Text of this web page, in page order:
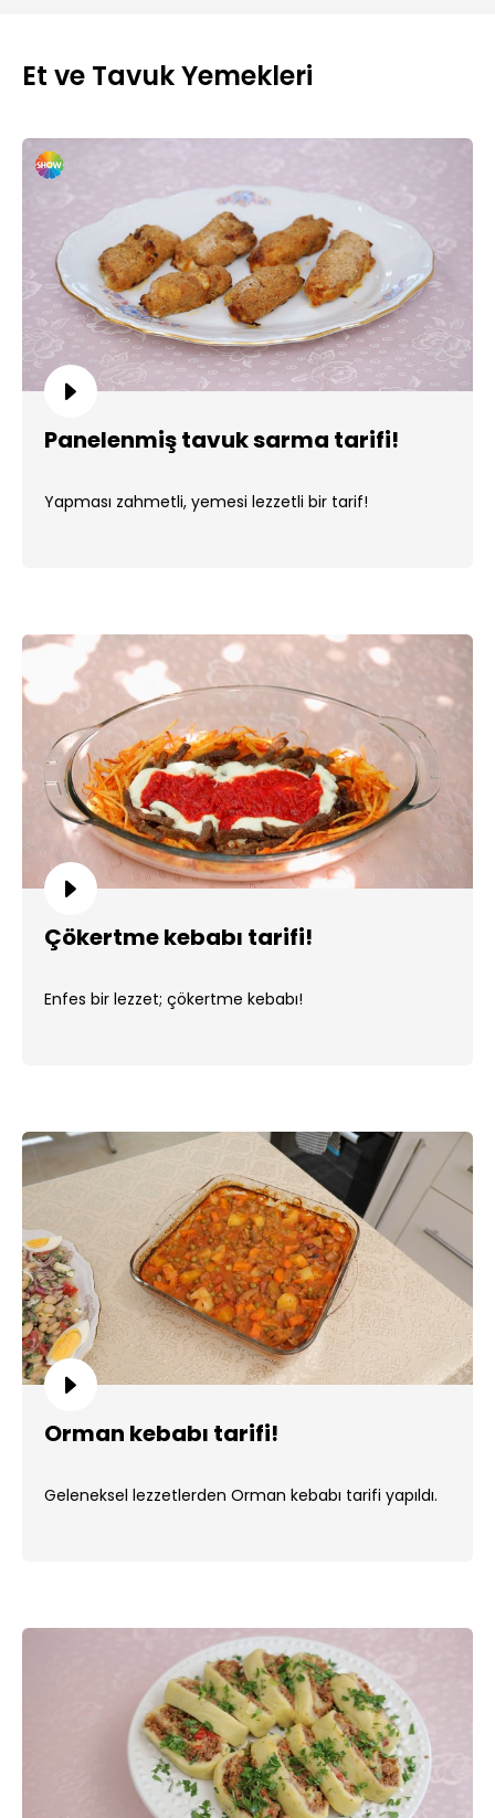
Et ve Tavuk Yemekleri
Panelenmiş tavuk sarma tarifi!
Yapması zahmetli, yemesi lezzetli bir tarif!
Çökertme kebabı tarifi!
Enfes bir lezzet; çökertme kebabı!
Orman kebabı tarifi!
Geleneksel lezzetlerden Orman kebabı tarifi yapıldı.